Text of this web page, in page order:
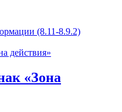
(8.11-8.9.2)
«Зона